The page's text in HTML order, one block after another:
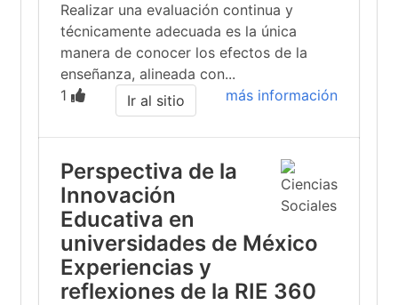
Realizar una evaluación continua y
técnicamente adecuada es la única
manera de conocer los efectos de la
enseñanza, alineada con...
1
más información
Ir al sitio
Perspectiva de la
Innovación
Educativa en
universidades de México
Experiencias y
reflexiones de la RIE 360